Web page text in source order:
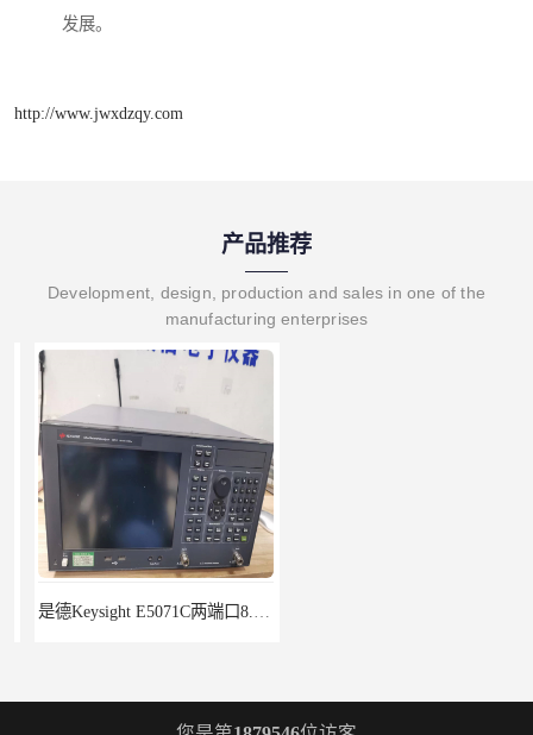
发展。
http://www.jwxdzqy.com
产品推荐
Development, design, production and sales in one of the
manufacturing enterprises
是德Keysight E5071C两端口8.5G租赁